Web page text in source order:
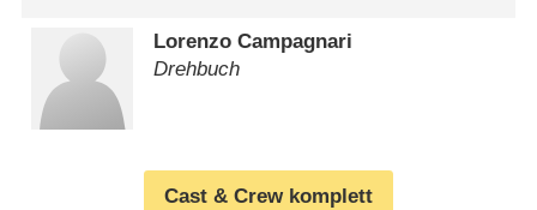
Lorenzo Campagnari
Drehbuch
Cast & Crew komplett